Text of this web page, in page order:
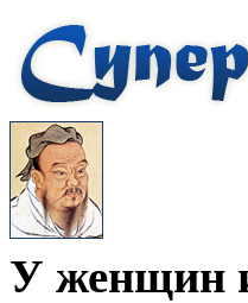
У женщин